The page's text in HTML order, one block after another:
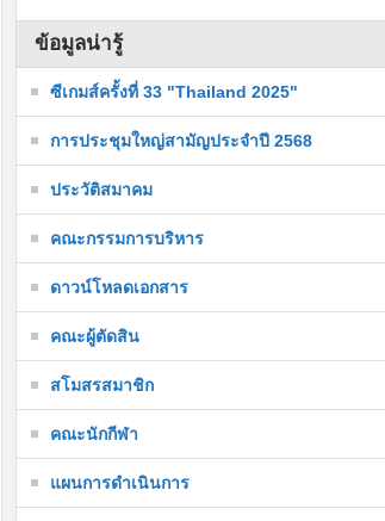
ข้อมูลน่ารู้
ซีเกมส์ครั้งที่ 33 "Thailand 2025"
การประชุมใหญ่สามัญประจำปี 2568
ประวัติสมาคม
คณะกรรมการบริหาร
ดาวน์โหลดเอกสาร
คณะผู้ตัดสิน
สโมสรสมาชิก
คณะนักกีฬา
แผนการดำเนินการ